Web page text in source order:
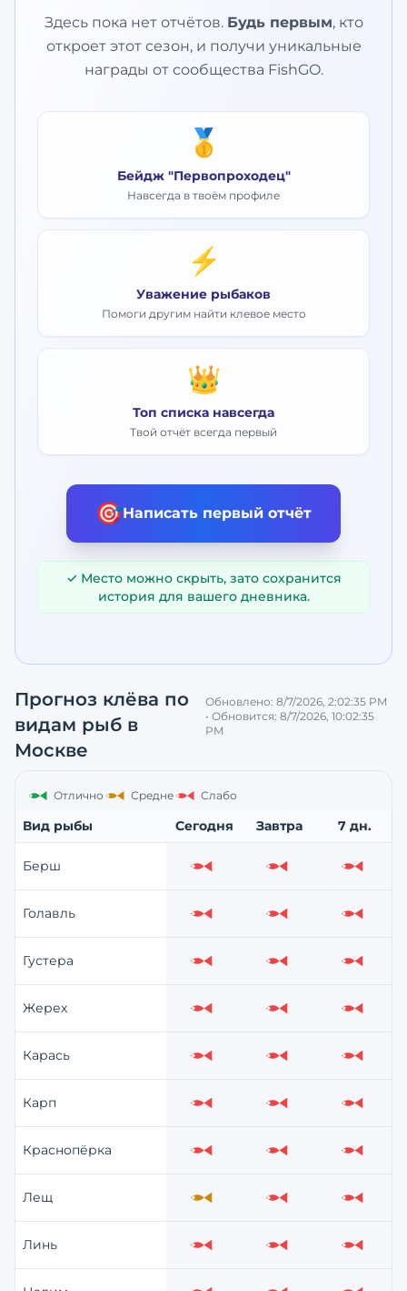
Здесь пока нет отчётов. Будь первым, кто
откроет этот сезон, и получи уникальные
награды от сообщества FishGO.
🥇
Бейдж "Первопроходец"
Навсегда в твоём профиле
⚡
Уважение рыбаков
Помоги другим найти клевое место
👑
Топ списка навсегда
Твой отчёт всегда первый
🎯Написать первый отчёт
✓ Место можно скрыть, зато сохранится
история для вашего дневника.
Прогноз клёва по
видам рыб в
Москве
Обновлено:8/7/2026, 2:02:35 PM
• Обновится:8/7/2026, 10:02:35
PM
Отлично Средне Слабо
Вид рыбы Сегодня Завтра 7 дн.
Берш Слабо Слабо Слабо
Голавль Слабо Слабо Слабо
Густера Слабо Слабо Слабо
Жерех Слабо Слабо Слабо
Карась Слабо Слабо Слабо
Карп Слабо Слабо Слабо
Краснопёрка Слабо Слабо Слабо
Лещ Средне Слабо Слабо
Линь Слабо Слабо Слабо